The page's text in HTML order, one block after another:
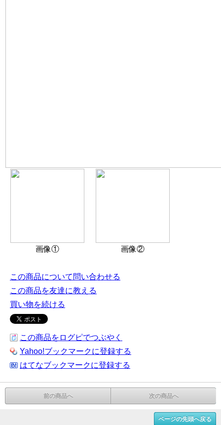
画像① 画像②
この商品について問い合わせる
この商品を友達に教える
買い物を続ける
この商品をログピでつぶやく
Yahoo!ブックマークに登録する
はてなブックマークに登録する
前の商品へ 次の商品へ
ページの先頭へ戻る